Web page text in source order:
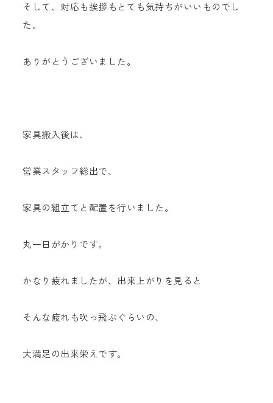
そして、対応も挨拶もとても気持ちがいいものでし
た。
ありがとうございました。
家具搬入後は、
営業スタッフ総出で、
家具の組立てと配置を行いました。
丸一日がかりです。
かなり疲れましたが、出来上がりを見ると
そんな疲れも吹っ飛ぶぐらいの、
大満足の出来栄えです。